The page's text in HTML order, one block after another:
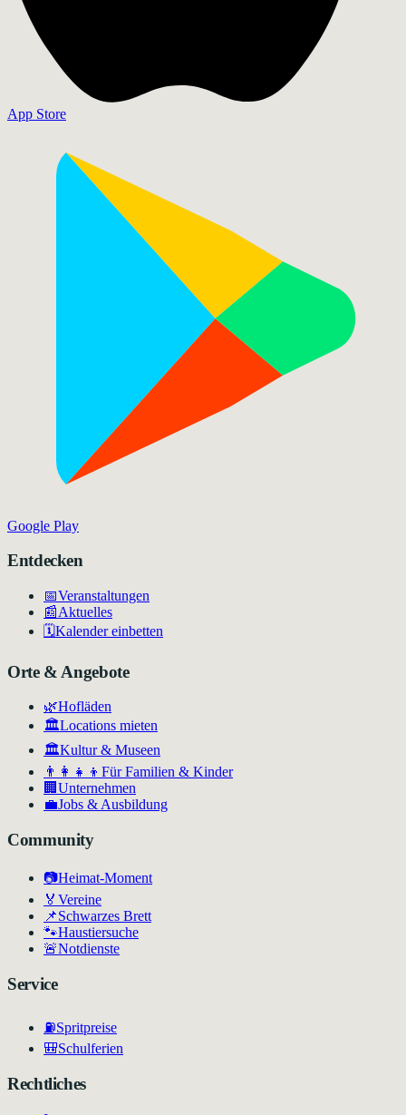
App Store
Google Play
Entdecken
📅Veranstaltungen
📰Aktuelles
🗓️Kalender einbetten
Orte & Angebote
🌿Hofläden
🏛️Locations mieten
🏛Kultur & Museen
👨‍👩‍👧‍👦 Für Familien & Kinder
🏢 Unternehmen
💼Jobs & Ausbildung
Community
📷Heimat-Moment
🏅 Vereine
📌Schwarzes Brett
🐾Haustiersuche
🚨Notdienste
Service
⛽Spritpreise
🎒Schulferien
Rechtliches